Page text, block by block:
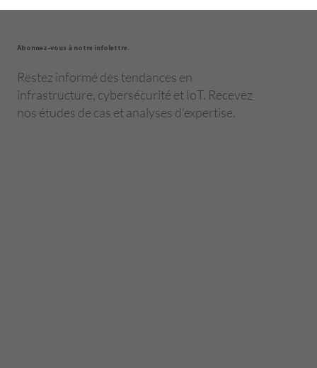
Abonnez-vous à notre infolettre.
Restez informé des tendances en
infrastructure, cybersécurité et IoT. Recevez
nos études de cas et analyses d'expertise.